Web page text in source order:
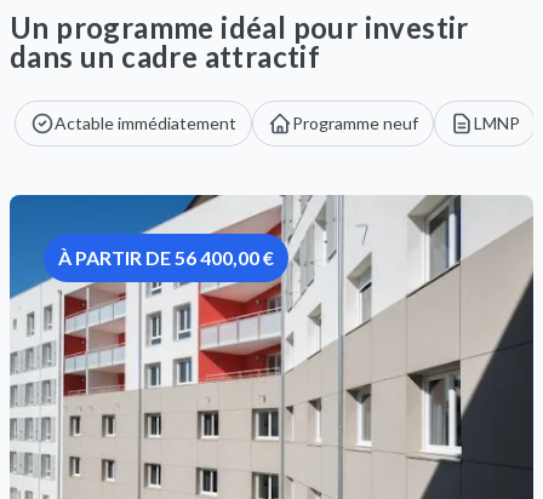
Un programme idéal pour investir
dans un cadre attractif
Actable immédiatement Programme neuf LMNP
À PARTIR DE 56 400,00 €